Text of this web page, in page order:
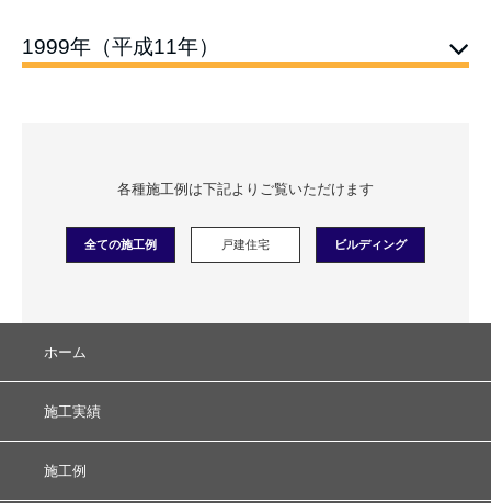
1999年（平成11年）
各種施工例は下記よりご覧いただけます
全ての施工例 戸建住宅 ビルディング
ホーム
施工実績
施工例